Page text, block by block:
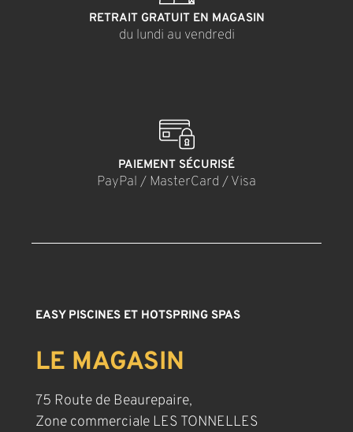
RETRAIT GRATUIT EN MAGASIN
du lundi au vendredi
PAIEMENT SÉCURISÉ
PayPal / MasterCard / Visa
EASY PISCINES ET HOTSPRING SPAS
LE MAGASIN
75 Route de Beaurepaire,
Zone commerciale LES TONNELLES